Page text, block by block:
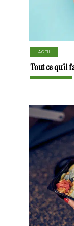
ACTU
Tout ce qu’il